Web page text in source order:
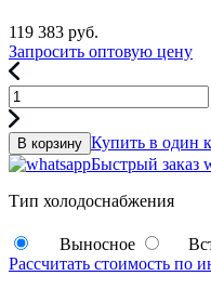
119 383 руб.
Запросить оптовую цену
В корзину Купить в один
Быстрый заказ
Тип холодоснабжения
Выносное
Рассчитать стоимость по